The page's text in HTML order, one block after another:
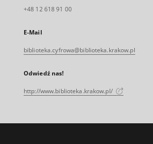
+48 12 618 91 00
E-Mail
biblioteka.cyfrowa@biblioteka.krakow.pl
Odwiedź nas!
http://www.biblioteka.krakow.pl/